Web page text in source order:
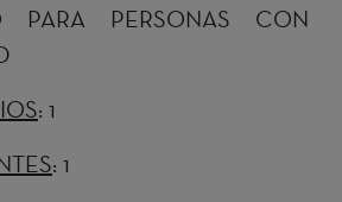
PARA PERSONAS CON
: 1
: 1